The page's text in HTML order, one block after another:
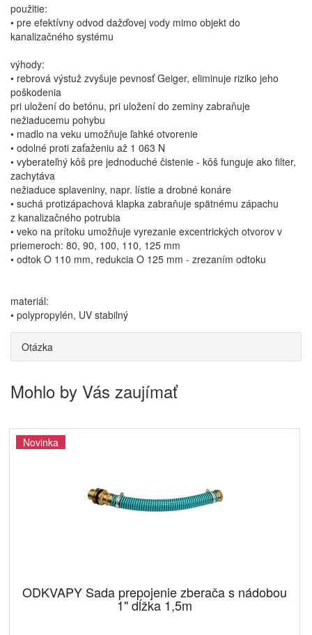
použitie:
• pre efektívny odvod dažďovej vody mimo objekt do
kanalizačného systému
výhody:
• rebrová výstuž zvyšuje pevnosť Geiger, eliminuje riziko jeho
poškodenia
pri uložení do betónu, pri uložení do zeminy zabraňuje
nežiaducemu pohybu
• madlo na veku umožňuje ľahké otvorenie
• odolné proti zaťaženiu až 1 063 N
• vyberateľný kôš pre jednoduché čistenie - kôš funguje ako filter,
zachytáva
nežiaduce splaveniny, napr. lístie a drobné konáre
• suchá protizápachová klapka zabraňuje spätnému zápachu
z kanalizačného potrubia
• veko na prítoku umožňuje vyrezanie excentrických otvorov v
priemeroch: 80, 90, 100, 110, 125 mm
• odtok O 110 mm, redukcia O 125 mm - zrezaním odtoku
materiál:
• polypropylén, UV stabilný
Otázka
Mohlo by Vás zaujímať
Novinka
ODKVAPY Sada prepojenie zberača s nádobou
1" dĺžka 1,5m